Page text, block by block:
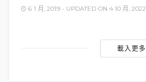
6 1 月, 2019 - UPDATED ON 4 10 月, 2022
載入更多